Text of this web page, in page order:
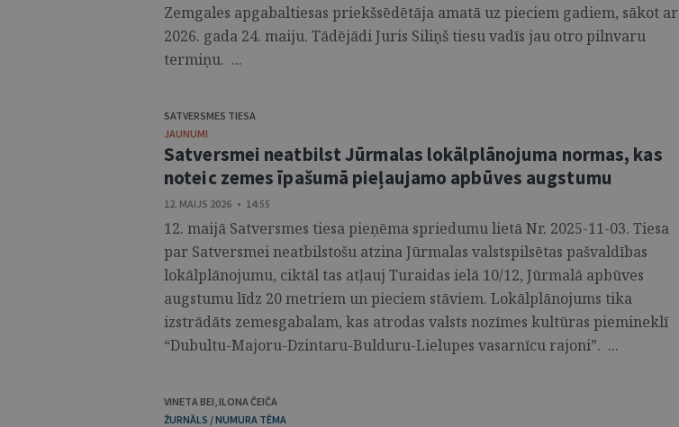
Zemgales apgabaltiesas priekšsēdētāja amatā uz pieciem gadiem, sākot ar
2026. gada 24. maiju. Tādējādi Juris Siliņš tiesu vadīs jau otro pilnvaru
termiņu. ...
SATVERSMES TIESA
JAUNUMI
Satversmei neatbilst Jūrmalas lokālplānojuma normas, kas
noteic zemes īpašumā pieļaujamo apbūves augstumu
12. MAIJS 2026 • 14:55
12. maijā Satversmes tiesa pieņēma spriedumu lietā Nr. 2025-11-03. Tiesa
par Satversmei neatbilstošu atzina Jūrmalas valstspilsētas pašvaldības
lokālplānojumu, ciktāl tas atļauj Turaidas ielā 10/12, Jūrmalā apbūves
augstumu līdz 20 metriem un pieciem stāviem. Lokālplānojums tika
izstrādāts zemesgabalam, kas atrodas valsts nozīmes kultūras piemineklī
“Dubultu-Majoru-Dzintaru-Bulduru-Lielupes vasarnīcu rajoni”. ...
VINETA BEI,ILONA ČEIČA
ŽURNĀLS / NUMURA TĒMA